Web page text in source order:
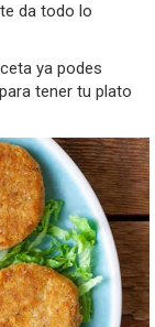
da todo lo
ya podes
tener tu plato